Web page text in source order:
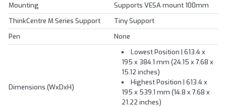
Mounting
Supports VESA mount 100mm
ThinkCentre M Series Support
Tiny Support
Pen
None
Dimensions (WxDxH)
Lowest Position | 613.4 x
195 x 384.1 mm (24.15 x 7.68 x
15.12 inches)
Highest Position | 613.4 x
195 x 539.1 mm (14.8 x 7.68 x
21.22 inches)